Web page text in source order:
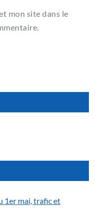
mon site dans le
1er mai, trafic et